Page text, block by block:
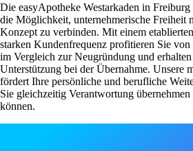
Die easyApotheke Westarkaden in
die Möglichkeit, unternehmerische Freiheit
Konzept zu verbinden. Mit einem
starken Kundenfrequenz profitieren Sie
im Vergleich zur Neugründung und erhalten
Unterstützung bei der Übernahme. Unsere
fördert Ihre persönliche und berufliche
Sie gleichzeitig Verantwortung
können.